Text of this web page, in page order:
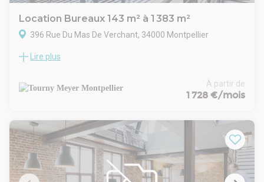
Location Bureaux 143 m² à 1 383 m²
396 Rue Du Mas De Verchant, 34000 Montpellier
²Au coeur du parc tertiaire Parc Eurêka Montpellier, à l'Est de
bureaux disponibles à la location. (355 m², 395 m², 633 m²)
21 places de parking en extérieur et 36 places de parking en
verdoyant, avec terrain de pétanque à disposition au sein
d'un environnement tertiaire dynamique et recherché.
Environnement et services à proximité :
o Crèche
o Restaurants
Lire plus
À partir de
1 728 €/mois